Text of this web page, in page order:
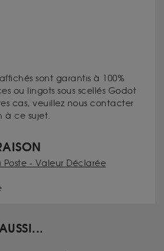
sont garantis à 100%
ou lingots sous scellés Godot
cas, veuillez nous contacter
à ce sujet.
Poste - Valeur Déclarée